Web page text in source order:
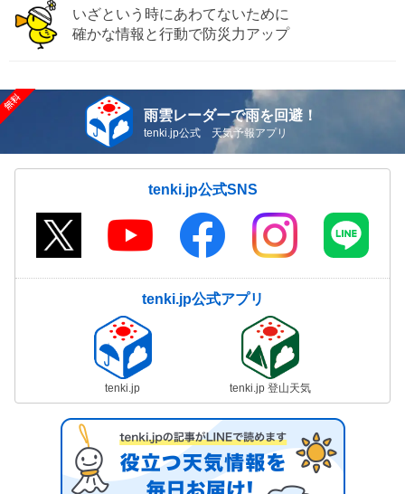
いざという時にあわてないために
確かな情報と行動で防災力アップ
雨雲レーダーで雨を回避！
tenki.jp公式 天気予報アプリ
tenki.jp公式SNS
tenki.jp公式アプリ
tenki.jp tenki.jp 登山天気